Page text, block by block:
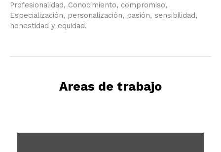
Profesionalidad, Conocimiento, compromiso,
Especialización, personalización, pasión, sensibilidad,
honestidad y equidad.
Areas de trabajo